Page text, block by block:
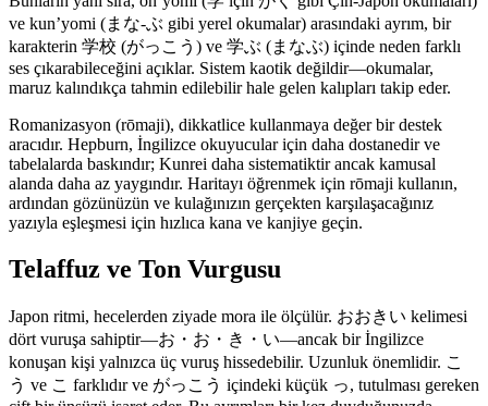
ve kun’yomi (まな‑ぶ gibi yerel okumalar) arasındaki ayrım, bir
karakterin 学校 (がっこう) ve 学ぶ (まなぶ) içinde neden farklı
ses çıkarabileceğini açıklar. Sistem kaotik değildir—okumalar,
maruz kalındıkça tahmin edilebilir hale gelen kalıpları takip eder.
Romanizasyon (rōmaji), dikkatlice kullanmaya değer bir destek
aracıdır. Hepburn, İngilizce okuyucular için daha dostanedir ve
tabelalarda baskındır; Kunrei daha sistematiktir ancak kamusal
alanda daha az yaygındır. Haritayı öğrenmek için rōmaji kullanın,
ardından gözünüzün ve kulağınızın gerçekten karşılaşacağınız
yazıyla eşleşmesi için hızlıca kana ve kanjiye geçin.
Telaffuz ve Ton Vurgusu
Japon ritmi, hecelerden ziyade mora ile ölçülür. おおきい kelimesi
dört vuruşa sahiptir—お・お・き・い—ancak bir İngilizce
konuşan kişi yalnızca üç vuruş hissedebilir. Uzunluk önemlidir. こ
う ve こ farklıdır ve がっこう içindeki küçük っ, tutulması gereken